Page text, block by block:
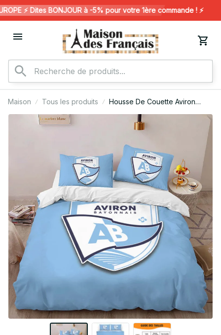
⚡️ Dites BONJOUR à -5% pour votre 1ère commande ! ⚡️
Maison Tous les produits
Housse De Couette Aviron
Bayonnais Rugby Club 12
Parure de lit Ensemble De